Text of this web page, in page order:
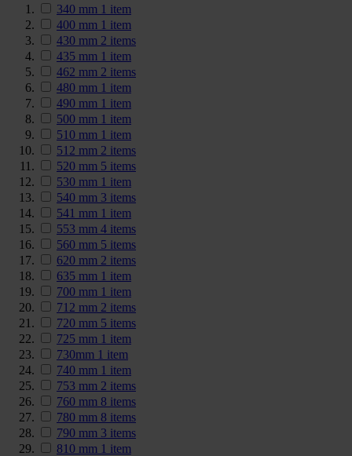
340 mm 1 item
400 mm 1 item
430 mm 2 items
435 mm 1 item
462 mm 2 items
480 mm 1 item
490 mm 1 item
500 mm 1 item
510 mm 1 item
512 mm 2 items
520 mm 5 items
530 mm 1 item
540 mm 3 items
541 mm 1 item
553 mm 4 items
560 mm 5 items
620 mm 2 items
635 mm 1 item
700 mm 1 item
712 mm 2 items
720 mm 5 items
725 mm 1 item
730mm 1 item
740 mm 1 item
753 mm 2 items
760 mm 8 items
780 mm 8 items
790 mm 3 items
810 mm 1 item